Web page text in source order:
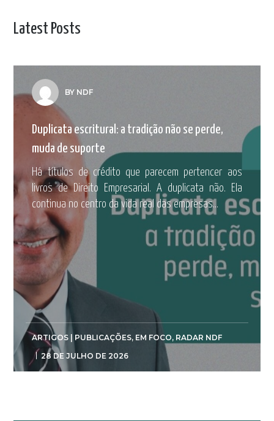
Latest Posts
BY NDF
Duplicata escritural: a tradição não se perde,
muda de suporte
Há títulos de crédito que parecem pertencer aos
livros de Direito Empresarial. A duplicata não. Ela
continua no centro da vida real das empresas...
ARTIGOS | PUBLICAÇÕES, EM FOCO, RADAR NDF
28 DE JULHO DE 2026